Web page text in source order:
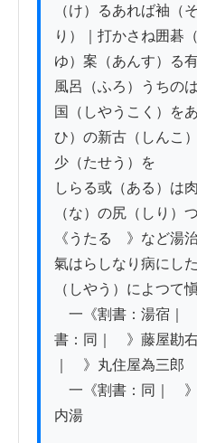
（け）るあれば袖（
り）｜打かさね囲碁
ゆ）案（あんす）る
風呂（ふろ）うちの
国（しやうこく）を
ひ）の新古（しんこ
少（たせう）を
しらる或（ある）は
（な）の尻（しり）
《うたるゝ》など湯
氣はらしなり病にし
（しやう）によつて
一《割書：湯宿｜
書：同｜　》藤屋勘
｜　》丸住屋為三郎
一《割書：同｜　
内湯